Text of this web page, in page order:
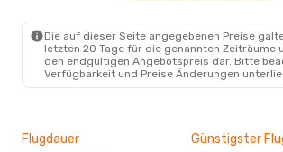
Die auf dieser Seite angegebenen Preise
letzten 20 Tage für die genannten Zeiträume
den endgültigen Angebotspreis dar. Bitte
Verfügbarkeit und Preise Änderungen
Flugdauer Günstigster